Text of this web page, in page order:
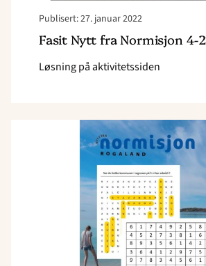
Publisert: 27. januar 2022
Fasit Nytt fra Normisjon 4-
Løsning på aktivitetssiden
Read
article
"Fasit
Nytt
fra
Normisjon
3/21"